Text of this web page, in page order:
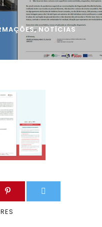
, NOTÍCIAS